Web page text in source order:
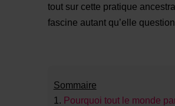
tout sur cette pratique
fascine autant qu’elle
Sommaire
Pourquoi tout le monde